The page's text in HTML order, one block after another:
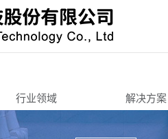
行业领域
办公寄存
解决方案